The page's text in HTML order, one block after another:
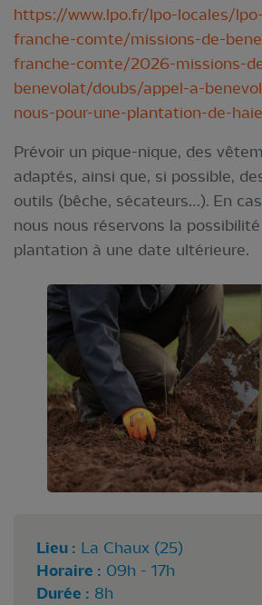
https://www.lpo.fr/lpo-locales/
franche-comte/missions-de-
franche-comte/2026-missions-
benevolat/doubs/appel-a-
nous-pour-une-plantation-de-
Prévoir un pique-nique, des
adaptés, ainsi que, si possible,
outils (bêche, sécateurs…). En
nous nous réservons la
plantation à une date ultérieure.
Lieu : La Chaux (25)
Horaire : 09h - 17h
Durée : 8h